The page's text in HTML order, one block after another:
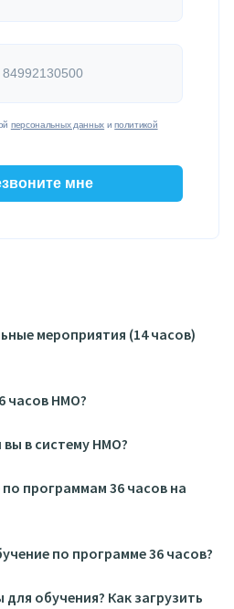
персональных данных иполитикой
мне
мероприятия (14 часов)
часов НМО?
вы в систему НМО?
программам 36 часов на
по программе 36 часов?
обучения? Как загрузить